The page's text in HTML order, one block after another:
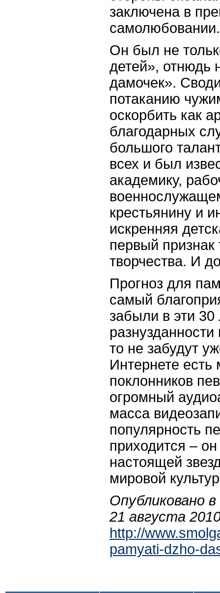
заключена в
самолюбовании.
Он был не
детей», отнюдь
дамочек».
потаканию
оскорбить как
благодарных
большого
всех и был
академику,
крестьянину и
искренняя
первый признак
творчества. И
Прогноз для
самый
забыли в эти 30
то не забудут
Интернете
поклонников
огромный
масса
популярность
приходится –
настоящей
мировой
Опубликовано
21 августа
http://
pamyati-dzho-